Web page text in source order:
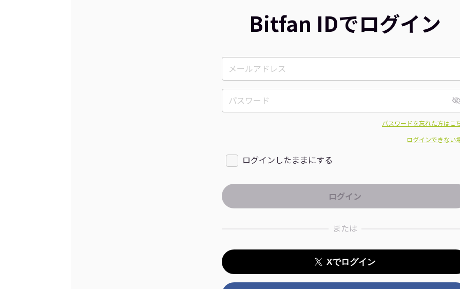
Bitfan IDでログイン
パスワードを忘れた方はこ
ログインできない
ログインしたままにする
または
Xでログイン